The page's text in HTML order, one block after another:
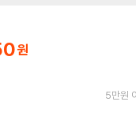
5만원